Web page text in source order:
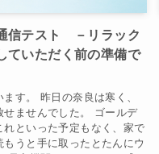
信テスト －リラック
ていただく前の準備で
す。 昨日の奈良は寒く、
せませんでした。 ゴールデ
れといった予定もなく、家で
もうと手に取ったとたんにウ